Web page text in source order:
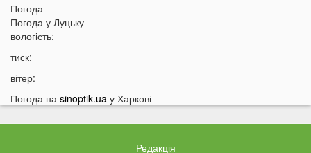
20:31
20:17
19:30
Назвали найжадібніших чоловіків за знаком Зодіаку
19:15
Ці речі категорично заборонено робити під час грози
На заході України чоловік впіймав 10-кілограмову
Погода
Погода у Луцьку
вологість:
тиск:
вітер:
Погода на sinoptik.ua у Харкові
Редакція